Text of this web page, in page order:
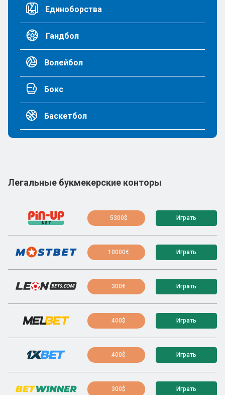
Единоборства
Гандбол
Волейбол
Бокс
Баскетбол
Легальные букмекерские конторы
5300$ Играть
10000€ Играть
300€ Играть
400$ Играть
400$ Играть
300$ Играть